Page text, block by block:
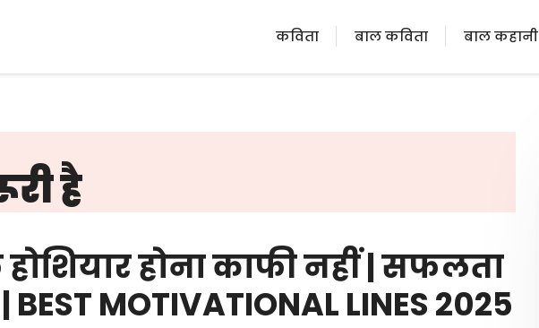
कविता बाल कविता बाल कहानी
है
होशियार होना काफी नहीं | सफलता
MOTIVATIONAL LINES 2025